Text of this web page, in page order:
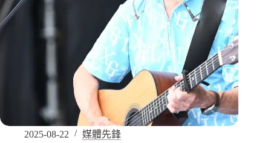
2025-08-22 媒體先鋒